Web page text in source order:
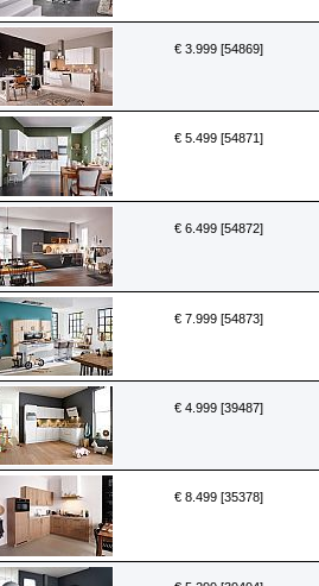
€ 3.999 [54869]
€ 5.499 [54871]
€ 6.499 [54872]
€ 7.999 [54873]
€ 4.999 [39487]
€ 8.499 [35378]